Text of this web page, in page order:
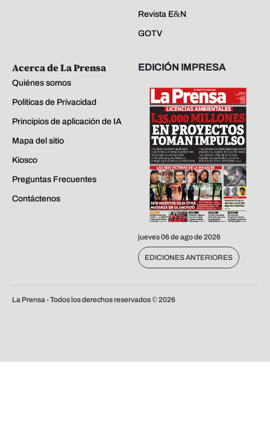
Revista E&N
GOTV
Acerca de La Prensa
Quiénes somos
Políticas de Privacidad
Principios de aplicación de IA
Mapa del sitio
Kiosco
Preguntas Frecuentes
Contáctenos
EDICIÓN IMPRESA
jueves 06 de ago de 2026
EDICIONES ANTERIORES
La Prensa - Todos los derechos reservados ©2026